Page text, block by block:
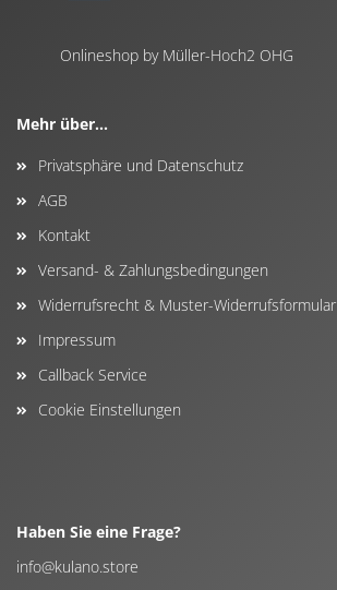
Onlineshop by Müller-Hoch2 OHG
Mehr über...
Privatsphäre und Datenschutz
AGB
Kontakt
Versand- & Zahlungsbedingungen
Widerrufsrecht & Muster-Widerrufsformular
Impressum
Callback Service
Cookie Einstellungen
Haben Sie eine Frage?
info@kulano.store